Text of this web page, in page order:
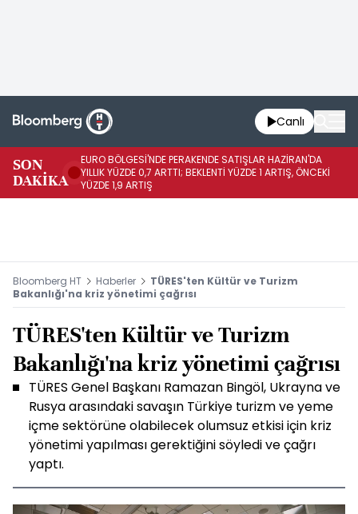
Canlı
SON
DAKİKA
EURO BÖLGESİ'NDE PERAKENDE SATIŞLAR HAZİRAN'DA
YILLIK YÜZDE 0,7 ARTTI; BEKLENTİ YÜZDE 1 ARTIŞ, ÖNCEKİ
YÜZDE 1,9 ARTIŞ
Bloomberg HT Haberler
TÜRES'ten Kültür ve Turizm
Bakanlığı'na kriz yönetimi çağrısı
TÜRES'ten Kültür ve Turizm
Bakanlığı'na kriz yönetimi çağrısı
TÜRES Genel Başkanı Ramazan Bingöl, Ukrayna ve
Rusya arasındaki savaşın Türkiye turizm ve yeme
içme sektörüne olabilecek olumsuz etkisi için kriz
yönetimi yapılması gerektiğini söyledi ve çağrı
yaptı.